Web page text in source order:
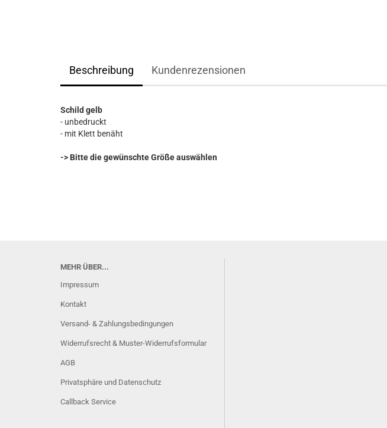
Beschreibung Kundenrezensionen
Schild gelb
- unbedruckt
- mit Klett benäht
-> Bitte die gewünschte Größe auswählen
MEHR ÜBER...
Impressum
Kontakt
Versand- & Zahlungsbedingungen
Widerrufsrecht & Muster-Widerrufsformular
AGB
Privatsphäre und Datenschutz
Callback Service